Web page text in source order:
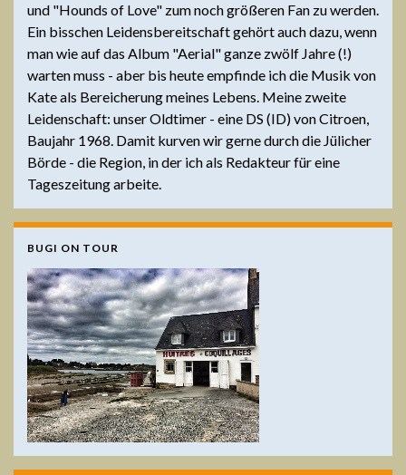
und "Hounds of Love" zum noch größeren Fan zu werden.
Ein bisschen Leidensbereitschaft gehört auch dazu, wenn
man wie auf das Album "Aerial" ganze zwölf Jahre (!)
warten muss - aber bis heute empfinde ich die Musik von
Kate als Bereicherung meines Lebens. Meine zweite
Leidenschaft: unser Oldtimer - eine DS (ID) von Citroen,
Baujahr 1968. Damit kurven wir gerne durch die Jülicher
Börde - die Region, in der ich als Redakteur für eine
Tageszeitung arbeite.
BUGI ON TOUR